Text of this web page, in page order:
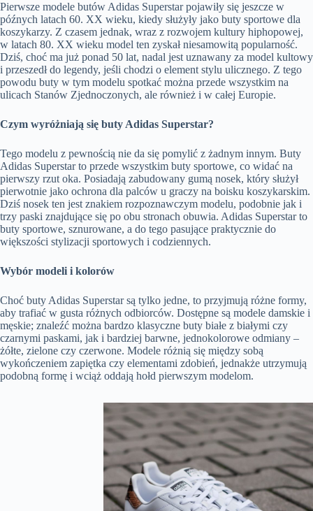
Pierwsze modele butów Adidas Superstar pojawiły się jeszcze w
późnych latach 60. XX wieku, kiedy służyły jako buty sportowe dla
koszykarzy. Z czasem jednak, wraz z rozwojem kultury hiphopowej,
w latach 80. XX wieku model ten zyskał niesamowitą popularność.
Dziś, choć ma już ponad 50 lat, nadal jest uznawany za model kultowy
i przeszedł do legendy, jeśli chodzi o element stylu ulicznego. Z tego
powodu buty w tym modelu spotkać można przede wszystkim na
ulicach Stanów Zjednoczonych, ale również i w całej Europie.
Czym wyróżniają się buty Adidas Superstar?
Tego modelu z pewnością nie da się pomylić z żadnym innym. Buty
Adidas Superstar to przede wszystkim buty sportowe, co widać na
pierwszy rzut oka. Posiadają zabudowany gumą nosek, który służył
pierwotnie jako ochrona dla palców u graczy na boisku koszykarskim.
Dziś nosek ten jest znakiem rozpoznawczym modelu, podobnie jak i
trzy paski znajdujące się po obu stronach obuwia. Adidas Superstar to
buty sportowe, sznurowane, a do tego pasujące praktycznie do
większości stylizacji sportowych i codziennych.
Wybór modeli i kolorów
Choć buty Adidas Superstar są tylko jedne, to przyjmują różne formy,
aby trafiać w gusta różnych odbiorców. Dostępne są modele damskie i
męskie; znaleźć można bardzo klasyczne buty białe z białymi czy
czarnymi paskami, jak i bardziej barwne, jednokolorowe odmiany –
żółte, zielone czy czerwone. Modele różnią się między sobą
wykończeniem zapiętka czy elementami zdobień, jednakże utrzymują
podobną formę i wciąż oddają hołd pierwszym modelom.